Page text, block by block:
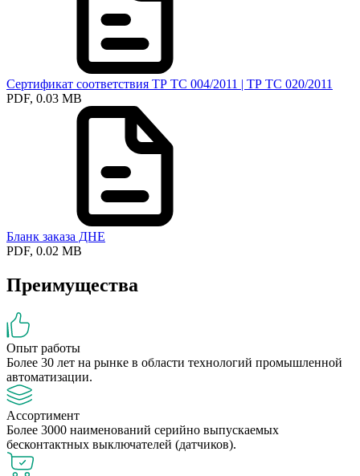
Сертификат соответствия ТР ТС 004/2011 | ТР ТС 020/2011
PDF, 0.03 MB
Бланк заказа ДНЕ
PDF, 0.02 MB
Преимущества
Опыт работы
Более 30 лет на рынке в области технологий промышленной
автоматизации.
Ассортимент
Более 3000 наименований серийно выпускаемых
бесконтактных выключателей (датчиков).